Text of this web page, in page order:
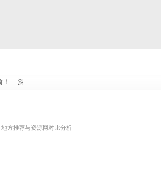
深圳碧海会所，为您打造尊贵奢华的身心融合！...
方推荐与资源网对比分析